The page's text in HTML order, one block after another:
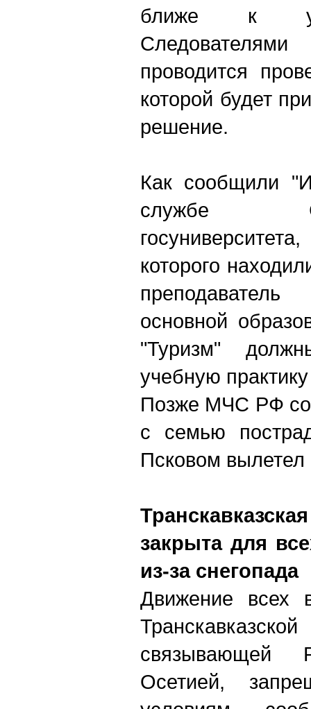
ближе к
проводится
которой будет
решение.
Как сообщили
службе
которого
основной
"Туризм"
учебную
Позже МЧС РФ
с семью
Псковом вылетел
закрыта для
из-за снегопада
Движение всех
Осетией,